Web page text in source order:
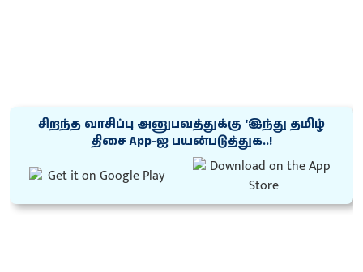
சிறந்த வாசிப்பு அனுபவத்துக்கு ‘இந்து தமிழ்
திசை App-ஐ பயன்படுத்துக..!